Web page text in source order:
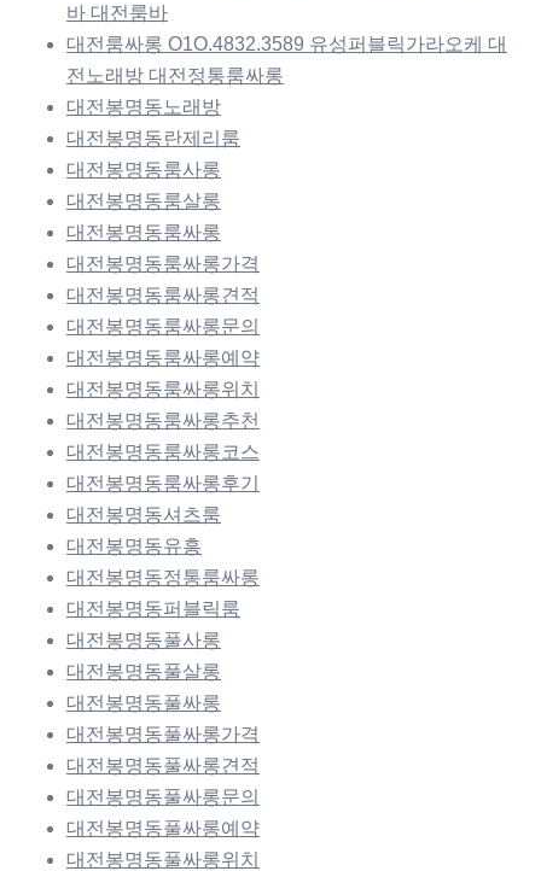
바 대전룸바
대전룸싸롱 O1O.4832.3589 유성퍼블릭가라오케 대
전노래방 대전정통룸싸롱
대전봉명동노래방
대전봉명동란제리룸
대전봉명동룸사롱
대전봉명동룸살롱
대전봉명동룸싸롱
대전봉명동룸싸롱가격
대전봉명동룸싸롱견적
대전봉명동룸싸롱문의
대전봉명동룸싸롱예약
대전봉명동룸싸롱위치
대전봉명동룸싸롱추천
대전봉명동룸싸롱코스
대전봉명동룸싸롱후기
대전봉명동셔츠룸
대전봉명동유흥
대전봉명동정통룸싸롱
대전봉명동퍼블릭룸
대전봉명동풀사롱
대전봉명동풀살롱
대전봉명동풀싸롱
대전봉명동풀싸롱가격
대전봉명동풀싸롱견적
대전봉명동풀싸롱문의
대전봉명동풀싸롱예약
대전봉명동풀싸롱위치